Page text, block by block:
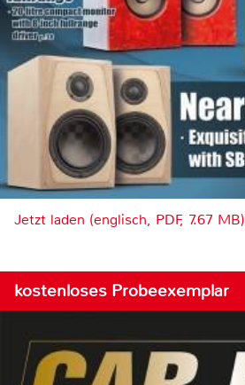
Jetzt laden (englisch, PDF, 7.67 MB)
kostenloses Probeexemplar